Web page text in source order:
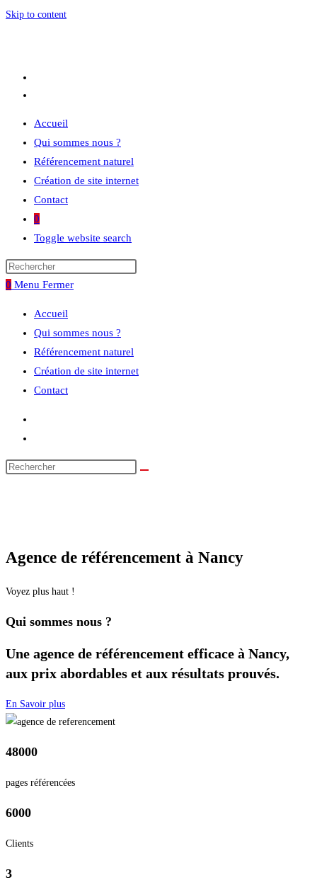
Skip to content
Accueil
Qui sommes nous ?
Référencement naturel
Création de site internet
Contact
0
Toggle website search
0 Menu Fermer
Accueil
Qui sommes nous ?
Référencement naturel
Création de site internet
Contact
Agence de référencement à Nancy
Voyez plus haut !
Qui sommes nous ?
Une agence de référencement efficace à Nancy,
aux prix abordables et aux résultats prouvés.
En Savoir plus
48000
pages référencées
6000
Clients
3